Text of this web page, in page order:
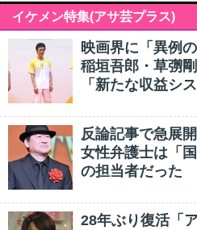
イケメン特集(アサ芸プラス)
映画界に「異例
稲垣吾郎・草彅
「新たな収益シス
反論記事で急展
女性弁護士は「
の担当者だった
28年ぶり復活「